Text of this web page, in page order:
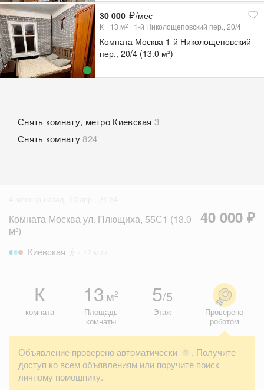
30 000 /мес
К 13 м2 1-й Николощеповский пер., 20/4
Комната Москва 1-й Николощеповский
пер., 20/4 (13.0 м²)
Снять комнату, метро Киевская 3
Снять комнату 824
Комната Москва ул. Плющиха, 55С1 (13.0
м²)
40 000 ₽
Киевская
К
комната
13 м2
Площадь
комнаты
5/5
Этаж
Проверено
роботом
Объявление проверено автоматически ?
. Получите
доступ ко всем объявлениям или поручите поиск
личному помощнику.